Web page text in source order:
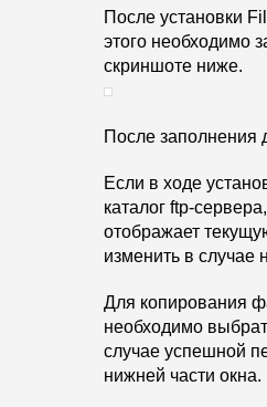
После установки
этого необходимо
скриншоте ниже.
После заполнения
Если в ходе
каталог ftp-
отображает
изменить в случае
Для копирования
необходимо
случае успешной
нижней части окна.